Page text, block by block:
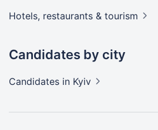
Hotels, restaurants & tourism
Candidates by city
Candidates in Kyiv